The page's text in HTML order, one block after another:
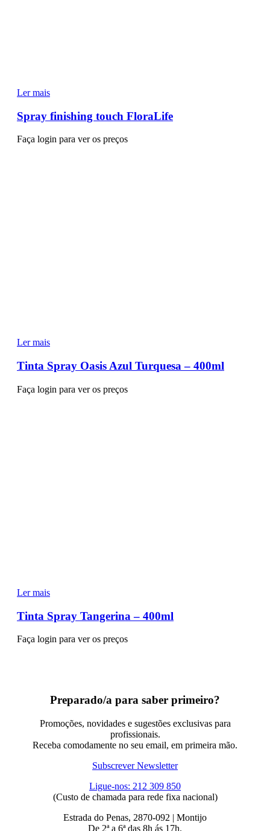
Ler mais
Spray finishing touch FloraLife
Faça login para ver os preços
Ler mais
Tinta Spray Oasis Azul Turquesa – 400ml
Faça login para ver os preços
Ler mais
Tinta Spray Tangerina – 400ml
Faça login para ver os preços
Preparado/a para saber primeiro?
Promoções, novidades e sugestões exclusivas para
profissionais.
Receba comodamente no seu email, em primeira mão.
Subscrever Newsletter
Ligue-nos: 212 309 850
(Custo de chamada para rede fixa nacional)
Estrada do Penas, 2870-092 | Montijo
De 2ª a 6ª das 8h ás 17h.